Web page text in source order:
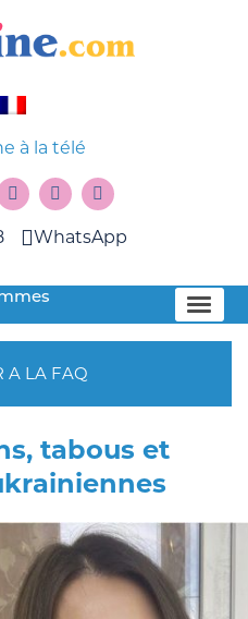
à la télé
WhatsApp
A LA FAQ
tabous et